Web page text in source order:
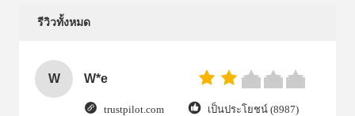
รีวิวทั้งหมด
W W*e
trustpilot.com เป็นประโยชน์ (8987)